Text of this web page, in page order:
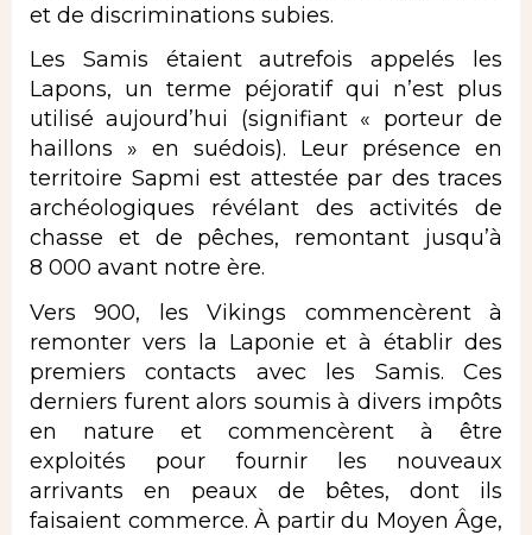
et de discriminations subies.
Les Samis étaient autrefois appelés les
Lapons, un terme péjoratif qui n’est plus
utilisé aujourd’hui (signifiant « porteur de
haillons » en suédois). Leur présence en
territoire Sapmi est attestée par des traces
archéologiques révélant des activités de
chasse et de pêches, remontant jusqu’à
8 000 avant notre ère.
Vers 900, les Vikings commencèrent à
remonter vers la Laponie et à établir des
premiers contacts avec les Samis. Ces
derniers furent alors soumis à divers impôts
en nature et commencèrent à être
exploités pour fournir les nouveaux
arrivants en peaux de bêtes, dont ils
faisaient commerce. À partir du Moyen Âge,